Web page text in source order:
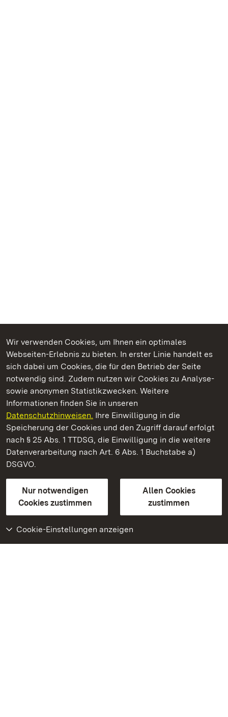
Wir verwenden Cookies, um Ihnen ein optimales
Webseiten-Erlebnis zu bieten. In erster Linie handelt es
sich dabei um Cookies, die für den Betrieb der Seite
notwendig sind. Zudem nutzen wir Cookies zu Analyse-
sowie anonymen Statistikzwecken. Weitere
Informationen finden Sie in unseren
Datenschutzhinweisen. Ihre Einwilligung in die
Speicherung der Cookies und den Zugriff darauf erfolgt
nach § 25 Abs. 1 TTDSG, die Einwilligung in die weitere
Datenverarbeitung nach Art. 6 Abs. 1 Buchstabe a)
DSGVO.
Nur notwendigen
Cookies zustimmen
Allen Cookies
zustimmen
Cookie-Einstellungen anzeigen
Kommen. Staunen. Genießen.
Staatliche Schlösser und Gärten Baden‑Württemberg
Staatliche Schlösser und Gärten Baden-Württemberg
Kontakt
GebärdenspracheLeichte Sprache
Erklärung zur Barrierefreiheit
BITV-konform (geprüfte Seiten)
Weiteres